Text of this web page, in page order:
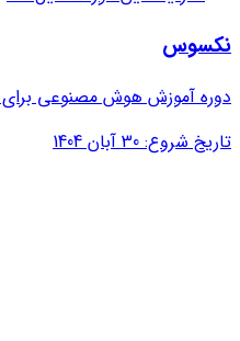
نکسوس
دوره آموزش هوش مصنوعی
تاریخ شروع: 30 آبان 1404